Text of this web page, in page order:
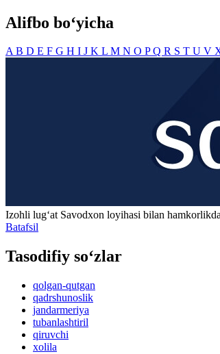
Alifbo bo‘yicha
AB D E F G H I J K L M N O PQ R S T U V
Izohli lugʻat Savodxon loyihasi bilan
Batafsil
Tasodifiy so‘zlar
qolgan-qutgan
qadrshunoslik
jandarmeriya
tubanlashtiril
qiruvchi
xolila